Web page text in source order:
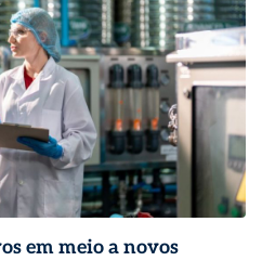
em meio a novos